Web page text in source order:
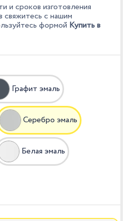
и сроков изготовления
свяжитесь с нашим
формой Купить в
Графит эмаль
Серебро эмаль
Белая эмаль